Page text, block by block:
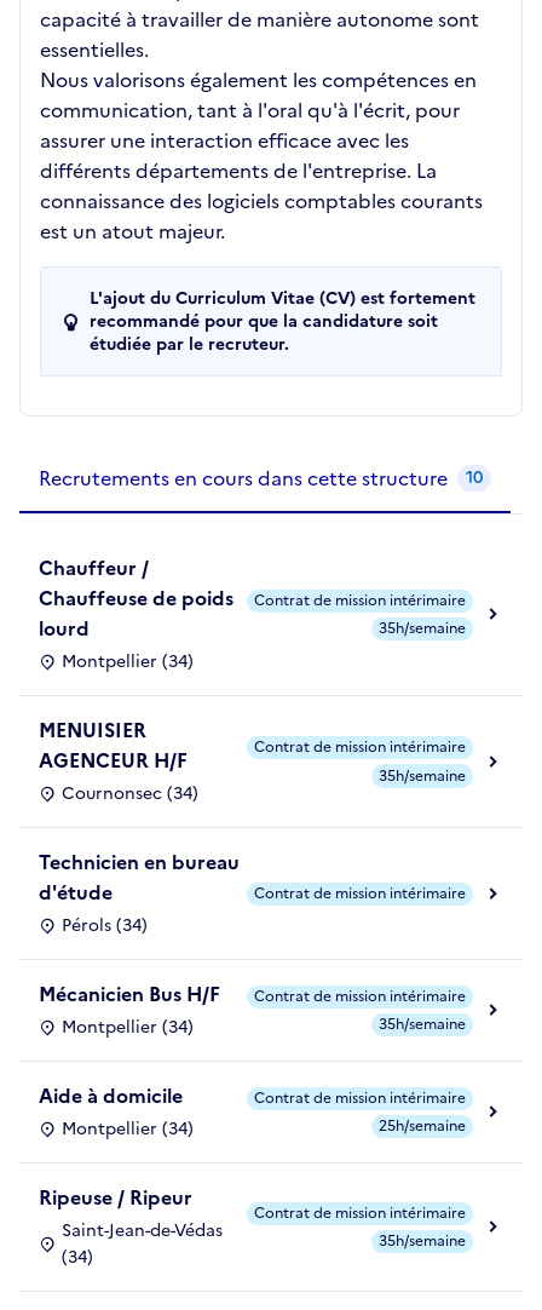
capacité à travailler de manière autonome sont
essentielles.
Nous valorisons également les compétences en
communication, tant à l'oral qu'à l'écrit, pour
assurer une interaction efficace avec les
différents départements de l'entreprise. La
connaissance des logiciels comptables courants
est un atout majeur.
L'ajout du Curriculum Vitae (CV) est fortement
recommandé pour que la candidature soit
étudiée par le recruteur.
Recrutements en cours dans cette structure 10
Chauffeur /
Chauffeuse de poids
lourd
Montpellier (34)
Contrat de mission intérimaire
35h/semaine
MENUISIER
AGENCEUR H/F
Cournonsec (34)
Contrat de mission intérimaire
35h/semaine
Technicien en bureau
d'étude
Pérols (34)
Contrat de mission intérimaire
Mécanicien Bus H/F
Montpellier (34)
Contrat de mission intérimaire
35h/semaine
Aide à domicile
Montpellier (34)
Contrat de mission intérimaire
25h/semaine
Ripeuse / Ripeur
Saint-Jean-de-Védas
(34)
Contrat de mission intérimaire
35h/semaine